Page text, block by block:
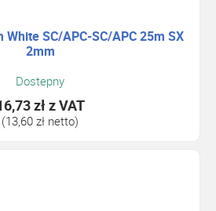
SC/APC-SC/APC 25m SX
2mm
Dostepny
złz VAT
(13,60 zł netto)